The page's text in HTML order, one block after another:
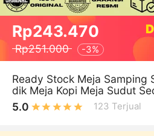
Rp243.470
Rp251.000 -3%
Ready Stock Meja Samping
dik Meja Kopi Meja Sudut
g Minimalis/ Meja Sofa /
5.0 123 Terjual